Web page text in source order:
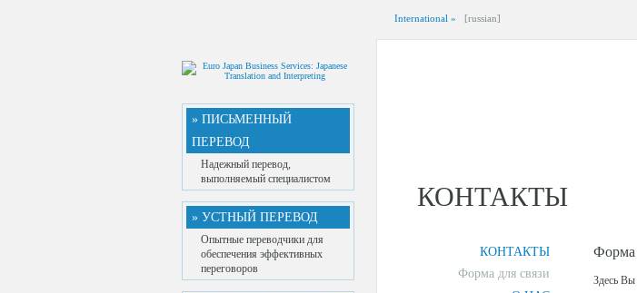
International » [russian]
» ПИСЬМЕННЫЙ
ПЕРЕВОД
Надежный перевод,
выполняемый специалистом
» УСТНЫЙ ПЕРЕВОД
Опытные переводчики для
обеспечения эффективных
переговоров
КОНТАКТЫ
КОНТАКТЫ
Форма для связи
Форма
Здесь Вы